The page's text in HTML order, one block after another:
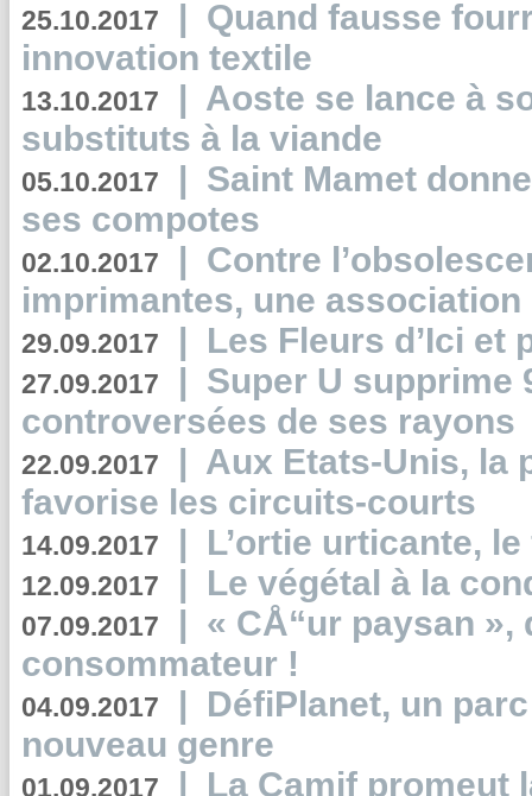
25.10.2017 | Quand fausse
innovation textile
13.10.2017 | Aoste se lance à
substituts à la viande
05.10.2017 | Saint Mamet
ses compotes
02.10.2017 | Contre
imprimantes, une
29.09.2017 | Les Fleurs d’Ici et
27.09.2017 | Super U supprime
controversées de ses rayons
22.09.2017 | Aux Etats-Unis, la
favorise les circuits-courts
14.09.2017 | L’ortie urticante,
12.09.2017 | Le végétal à la
07.09.2017 | « CÅ“ur paysan
consommateur !
04.09.2017 | DéfiPlanet, un
nouveau genre
01.09.2017 | La Camif promeut